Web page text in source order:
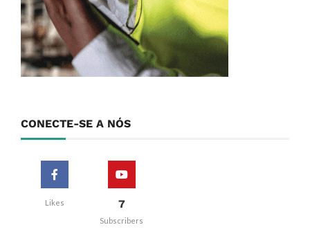
CONECTE-SE A NÓS
Likes 7
Subscribers